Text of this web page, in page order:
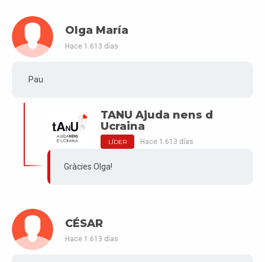
Olga María
Hace 1.613 días
Pau
TANU Ajuda nens d
Ucraina
LÍDER Hace 1.613 días
Gràcies Olga!
CÉSAR
Hace 1.613 días